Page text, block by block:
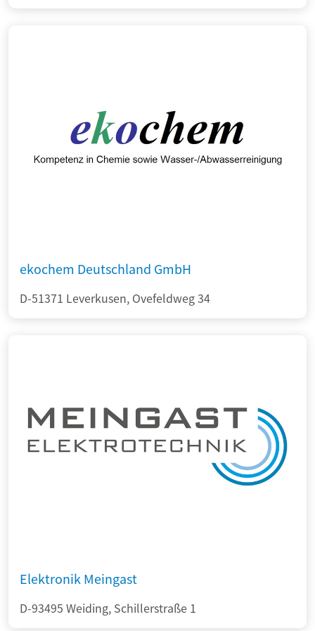
ekochem Deutschland GmbH
D-51371 Leverkusen, Ovefeldweg 34
Elektronik Meingast
D-93495 Weiding, Schillerstraße 1